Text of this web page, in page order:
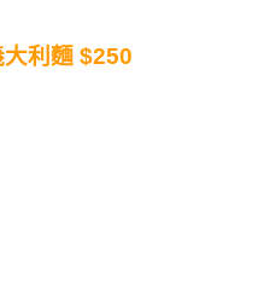
利麵 $250